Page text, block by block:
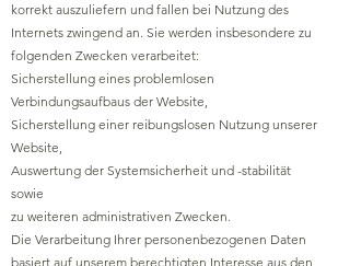
korrekt auszuliefern und fallen bei Nutzung des
Internets zwingend an. Sie werden insbesondere zu
folgenden Zwecken verarbeitet:
Sicherstellung eines problemlosen
Verbindungsaufbaus der Website,
Sicherstellung einer reibungslosen Nutzung unserer
Website,
Auswertung der Systemsicherheit und -stabilität
sowie
zu weiteren administrativen Zwecken.
Die Verarbeitung Ihrer personenbezogenen Daten
basiert auf unserem berechtigten Interesse aus den